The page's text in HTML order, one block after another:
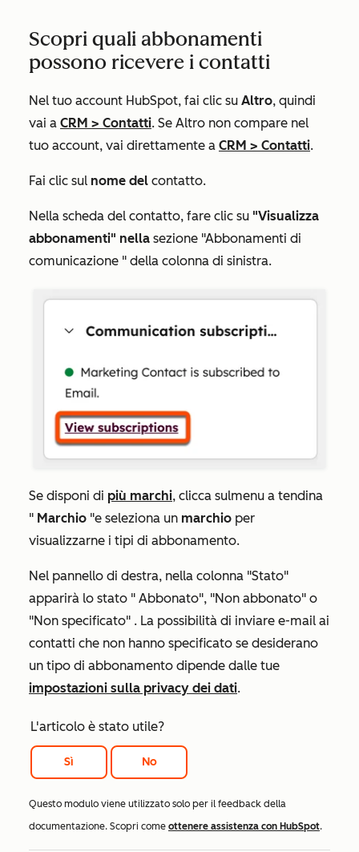
Scopri quali abbonamenti
possono ricevere i contatti
Nel tuo account HubSpot, fai clic su Altro, quindi
vai a CRM > Contatti. Se Altro non compare nel
tuo account, vai direttamente a CRM > Contatti.
Fai clic sul nome del contatto.
Nella scheda del contatto, fare clic su "Visualizza
abbonamenti" nella sezione "Abbonamenti di
comunicazione " della colonna di sinistra.
Se disponi di più marchi, clicca sulmenu a tendina
" Marchio "e seleziona un marchio per
visualizzarne i tipi di abbonamento.
Nel pannello di destra, nella colonna "Stato"
apparirà lo stato " Abbonato", "Non abbonato" o
"Non specificato" . La possibilità di inviare e-mail ai
contatti che non hanno specificato se desiderano
un tipo di abbonamento dipende dalle tue
impostazioni sulla privacy dei dati.
L'articolo è stato utile?
Sì No
Questo modulo viene utilizzato solo per il feedback della
documentazione. Scopri come ottenere assistenza con HubSpot.